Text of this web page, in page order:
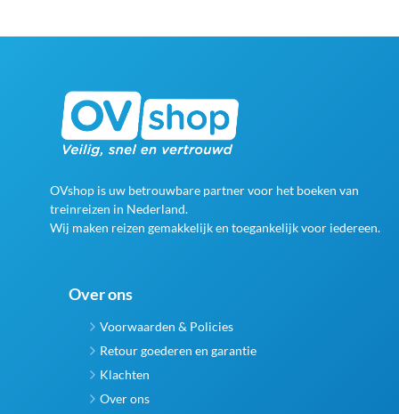
meerdere
productpagina
OVshop is uw betrouwbare partner voor het boeken van
treinreizen in Nederland.
Wij maken reizen gemakkelijk en toegankelijk voor iedereen.
Over ons
Voorwaarden & Policies
Retour goederen en garantie
Klachten
Over ons